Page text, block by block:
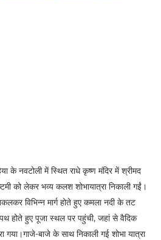
के नवटोली में स्थित राधे कृष्ण मंदिर में श्रीमद
को लेकर भव्य कलश शोभायात्रा निकाली गईं।
विभिन्न मार्ग होते हुए कमला नदी के तट
होते हुए पूजा स्थल पर पहुंची, जहां से वैदिक
बाजे के साथ निकाली गई शोभा यात्रा